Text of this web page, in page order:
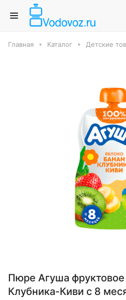
Главная Каталог Детские
Пюре Агуша
Клубника-Киви с 8